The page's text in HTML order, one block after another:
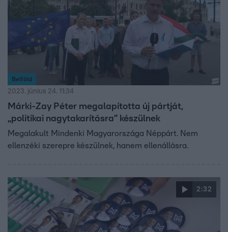
Belföld
2023. június 24. 11:34
Márki-Zay Péter megalapította új pártját,
„politikai nagytakarításra” készülnek
Megalakult Mindenki Magyarországa Néppárt. Nem
ellenzéki szerepre készülnek, hanem ellenállásra.
2:32